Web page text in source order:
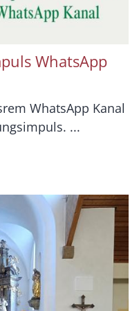
WhatsApp
WhatsApp Kanal
...